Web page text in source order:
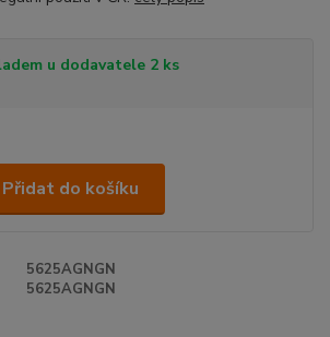
u dodavatele 2 ks
Přidat do košíku
5625AGNGN
5625AGNGN